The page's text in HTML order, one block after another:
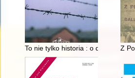
To nie tylko historia : o dorastaniu
Z